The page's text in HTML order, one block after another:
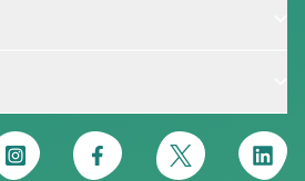
Instagram Facebook Twitter